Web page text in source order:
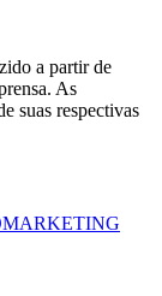
a partir de
As
suas respectivas
MARKETING